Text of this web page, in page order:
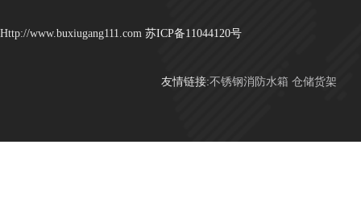
Http://www.buxiugang111.com 苏ICP备11044120号
友情链接:不锈钢消防水箱 仓储货架